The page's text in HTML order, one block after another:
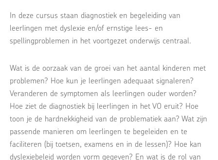
In deze cursus staan diagnostiek en begeleiding van
leerlingen met dyslexie en/of ernstige lees- en
spellingproblemen in het voortgezet onderwijs centraal.
Wat is de oorzaak van de groei van het aantal kinderen met
problemen? Hoe kun je leerlingen adequaat signaleren?
Veranderen de symptomen als leerlingen ouder worden?
Hoe ziet de diagnostiek bij leerlingen in het VO eruit? Hoe
toon je de hardnekkigheid van de problematiek aan? Wat zijn
passende manieren om leerlingen te begeleiden en te
faciliteren (bij toetsen, examens en in de lessen)? Hoe kan
dyslexiebeleid worden vorm gegeven? En wat is de rol van